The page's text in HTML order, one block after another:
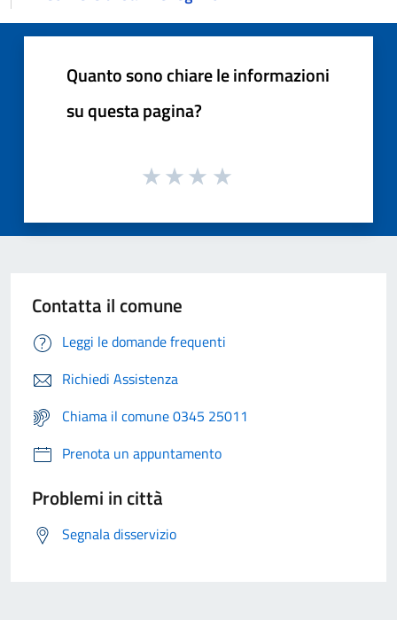
Quanto sono chiare le informazioni
su questa pagina?
Contatta il comune
Leggi le domande frequenti
Richiedi Assistenza
Chiama il comune 0345 25011
Prenota un appuntamento
Problemi in città
Segnala disservizio